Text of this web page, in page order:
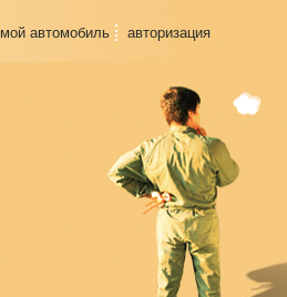
мой автомобиль авторизация